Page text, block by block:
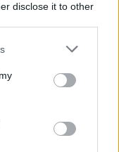
disclose it to other
touch av
bara på ytan. En
Intellibrew™-
har TASSIMO
för en